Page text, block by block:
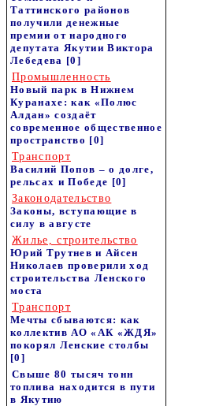
Таттинского районов
получили денежные
премии от народного
депутата Якутии Виктора
Лебедева [0]
Промышленность
Новый парк в Нижнем
Куранахе: как «Полюс
Алдан» создаёт
современное общественное
пространство [0]
Транспорт
Василий Попов – о долге,
рельсах и Победе [0]
Законодательство
Законы, вступающие в
силу в августе
Жилье, строительство
Юрий Трутнев и Айсен
Николаев проверили ход
строительства Ленского
моста
Транспорт
Мечты сбываются: как
коллектив АО «АК «ЖДЯ»
покорял Ленские столбы
[0]
Свыше 80 тысяч тонн
топлива находится в пути
в Якутию